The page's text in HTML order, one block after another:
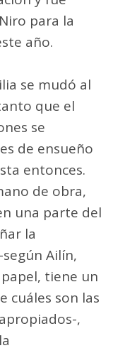
para la
año.
se mudó al
que el
se
de ensueño
entonces.
de obra,
una parte del
la
Ailín,
tiene un
cuáles son las
,